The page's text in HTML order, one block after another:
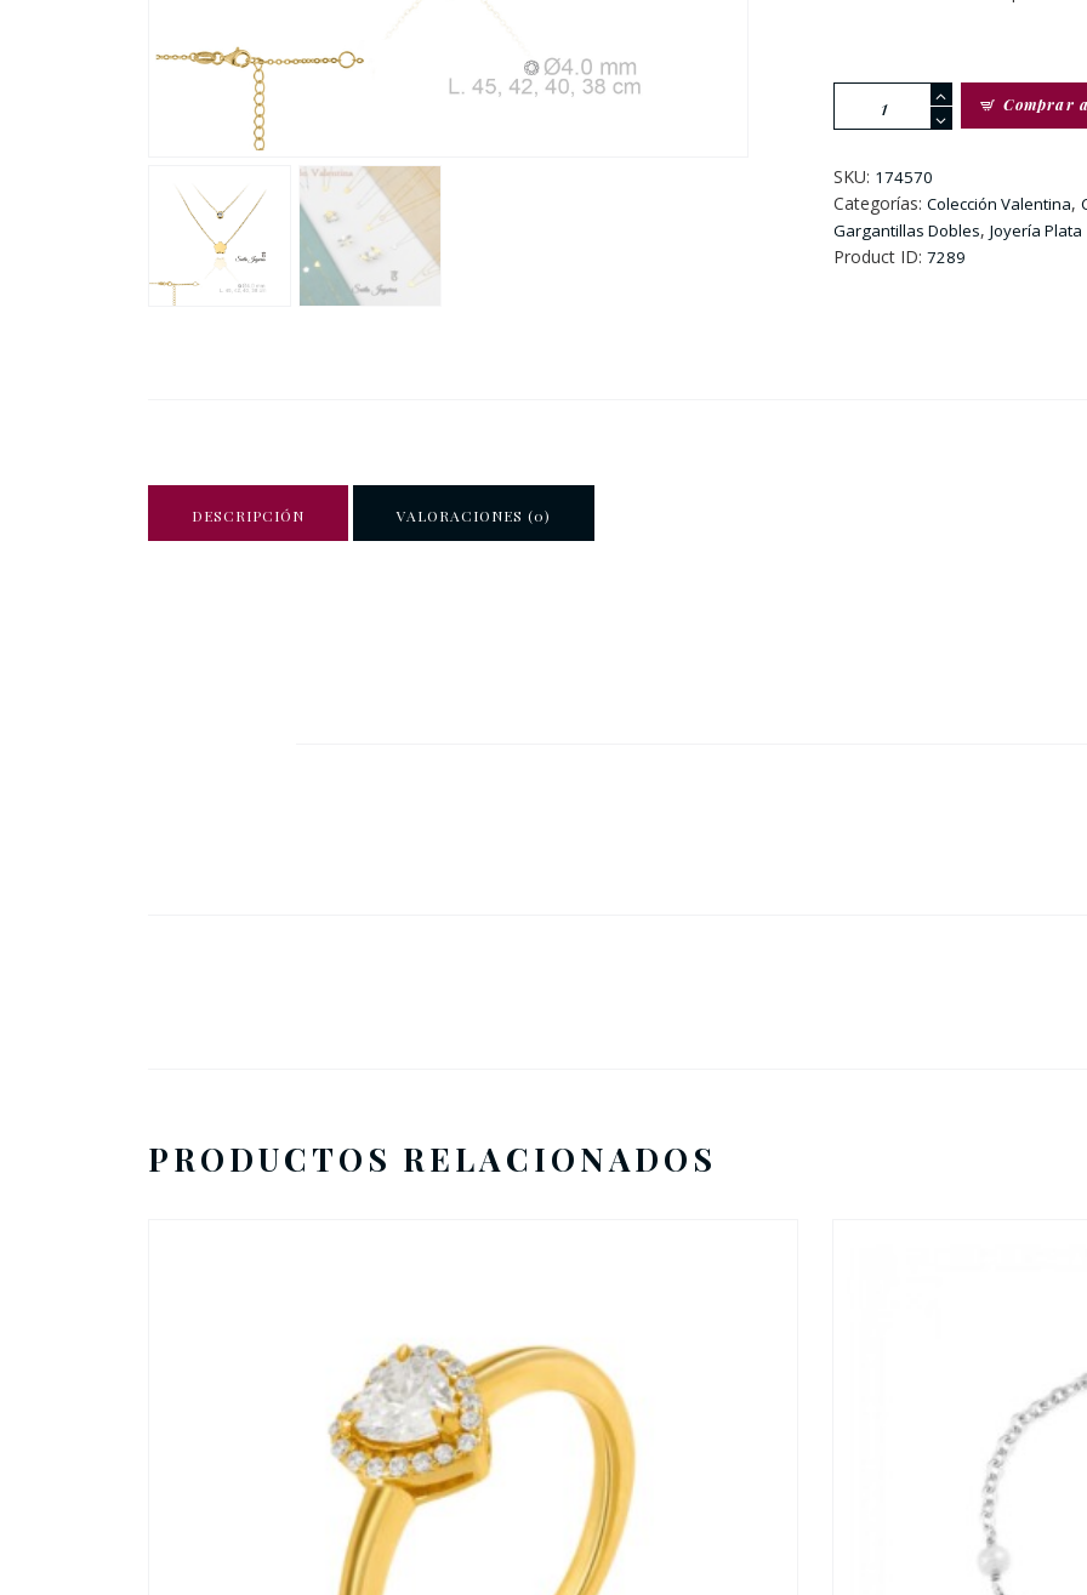
Plata
Dorada
Con
Colgante
Comprar
SKU: 174570
Categorías: Colección Valentina,
Gargantillas Dobles, Joyería Plata
Product ID: 7289
DESCRIPCIÓN VALORACIONES (0)
PRODUCTOS RELACIONADOS